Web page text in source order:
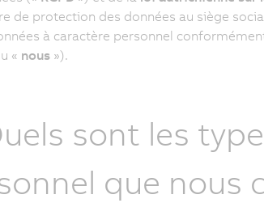
de protection des données au siège
à caractère personnel
« nous»).
sont les
que nous